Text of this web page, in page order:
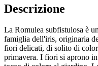
Descrizione
La Romulea subfistulosa è
famiglia dell'iris, originaria
fiori delicati, di solito di
primavera. I fiori si aprono